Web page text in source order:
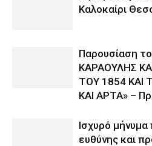
Καλοκαίρι
Παρουσίαση
ΚΑΡΑΟΥΛΗΣ
ΤΟΥ 1854 ΚΑΙ
ΚΑΙ ΑΡΤΑ» –
Ισχυρό
ευθύνης και